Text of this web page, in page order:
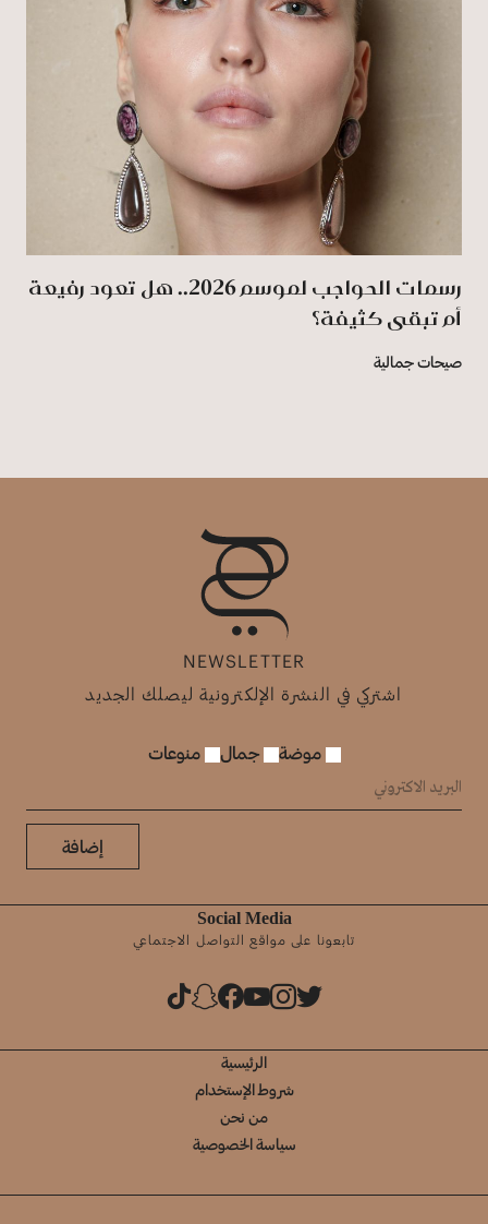
رسمات الحواجب لموسم 2026.. هل تعود رفيعة
أم تبقى كثيفة؟
صيحات جمالية
NEWSLETTER
اشتركي في النشرة الإلكترونية ليصلك الجديد
موضة جمال منوعات
إضافة
Social Media
تابعونا على مواقع التواصل الاجتماعي
الرئيسية
شروط الإستخدام
من نحن
سياسة الخصوصية